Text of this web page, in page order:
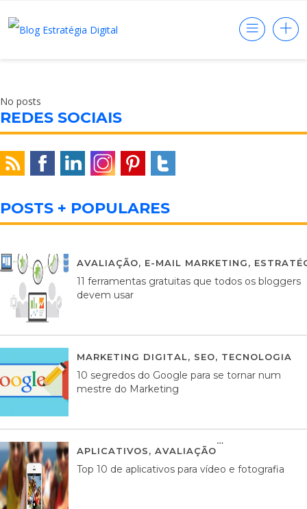
No posts
REDES SOCIAIS
POSTS + POPULARES
AVALIAÇÃO, E-MAIL MARKETING,
11 ferramentas gratuitas que todos os bloggers
devem usar
MARKETING DIGITAL, SEO, TECNOLOGIA
10 segredos do Google para se tornar num
mestre do Marketing
APLICATIVOS, AVALIAÇÃO
Top 10 de aplicativos para vídeo e fotografia